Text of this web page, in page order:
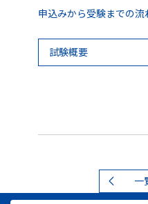
申込みから受験までの流
試験概要
一